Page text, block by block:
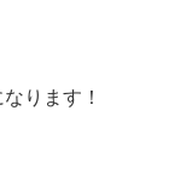
ります！